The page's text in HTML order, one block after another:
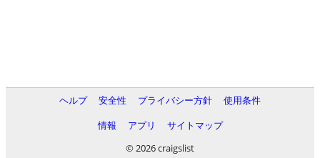
ヘルプ 安全性 プライバシー方針
使用条件
情報
アプリ
サイトマップ
© 2026 craigslist